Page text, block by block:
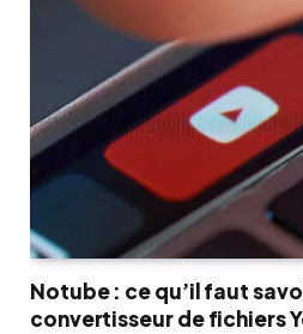
Notube : ce qu’il faut
convertisseur de fichiers